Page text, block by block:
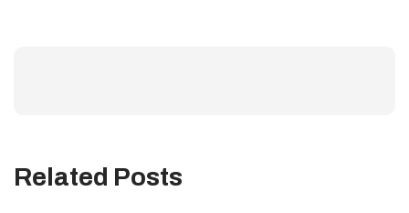
Related Posts